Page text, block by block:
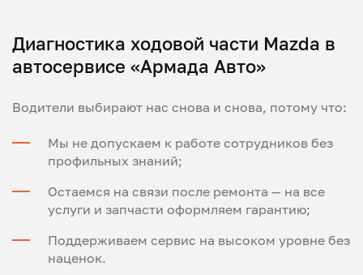
Диагностика ходовой части Mazda в
автосервисе «Армада Авто»
Водители выбирают нас снова и снова, потому что:
Мы не допускаем к работе сотрудников без
профильных знаний;
Остаемся на связи после ремонта — на все
услуги и запчасти оформляем гарантию;
Поддерживаем сервис на высоком уровне без
наценок.